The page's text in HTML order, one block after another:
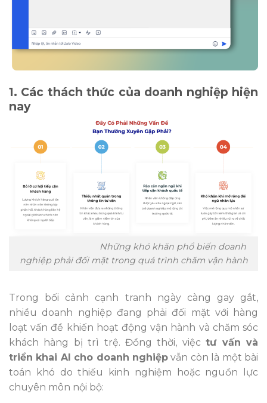
1. Các thách thức của doanh nghiệp hiện
nay
Những khó khăn phổ biến doanh
nghiệp phải đối mặt trong quá trình chăm vận hành
Trong bối cảnh cạnh tranh ngày càng gay gắt,
nhiều doanh nghiệp đang phải đối mặt với hàng
loạt vấn đề khiến hoạt động vận hành và chăm sóc
khách hàng bị trì trệ. Đồng thời, việctư vấn và
triển khai AI cho doanh nghiệp vẫn còn là một bài
toán khó do thiếu kinh nghiệm hoặc nguồn lực
chuyên môn nội bộ: